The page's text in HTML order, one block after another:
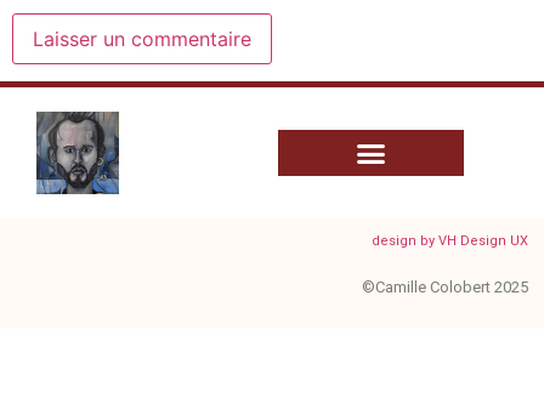
design by VH Design UX
©Camille Colobert 2025